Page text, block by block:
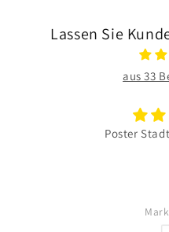
Lassen Sie
aus 33
Poster